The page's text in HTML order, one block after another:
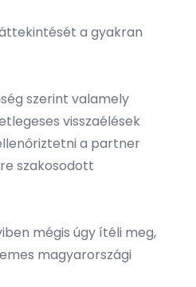
a gyakran
szerint valamely
visszaélések
a partner
szakosodott
mégis úgy ítéli meg,
magyarországi